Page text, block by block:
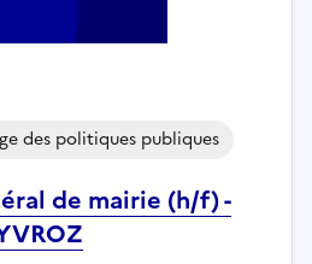
de mairie (h/f) -
des politiques publiques